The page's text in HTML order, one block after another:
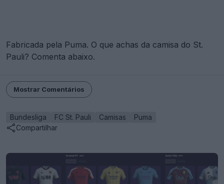
Fabricada pela Puma. O que achas da camisa do St.
Pauli? Comenta abaixo.
Mostrar Comentários
Bundesliga FC St. Pauli Camisas
Puma
Compartilhar